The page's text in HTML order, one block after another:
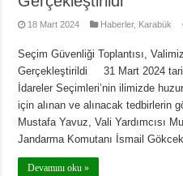
18 Mart 2024 Haberler, Karabük
Seçim Güvenliği Toplantısı,
Gerçekleştirildi 31 Mart 2024
İdareler Seçimleri’nin ilimizde
için alınan ve alınacak tedbirlerin
Mustafa Yavuz, Vali Yardımcısı
Jandarma Komutanı İsmail
Devamını oku »